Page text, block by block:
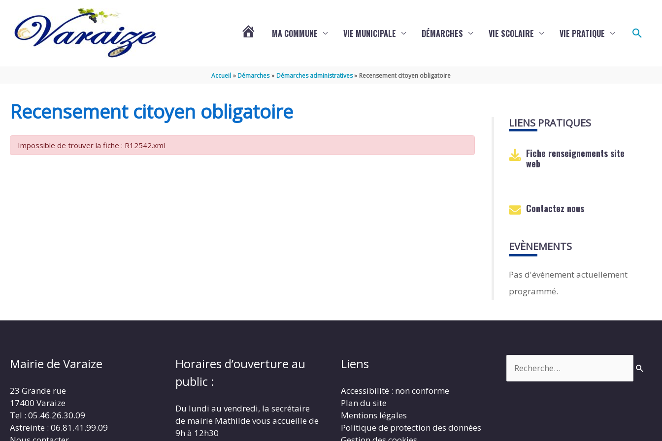
DE
VARAIZE
MA COMMUNE VIE MUNICIPALE DÉMARCHES VIE SCOLAIRE VIE PRATIQUE
Accueil Démarches Démarches administratives Recensement citoyen obligatoire
Recensement citoyen obligatoire
Impossible de trouver la fiche : R12542.xml
LIENS PRATIQUES
Fiche renseignements site
web
Contactez nous
EVÈNEMENTS
Pas d'événement actuellement
programmé.
Mairie de Varaize
23 Grande rue
17400 Varaize
Tel : 05.46.26.30.09
Astreinte : 06.81.41.99.09
Horaires d’ouverture au
public :
Du lundi au vendredi, la secrétaire
de mairie Mathilde vous accueille de
9h à 12h30
Liens
Accessibilité : non conforme
Plan du site
Mentions légales
Politique de protection des données